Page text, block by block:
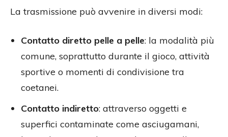
La trasmissione può avvenire in diversi modi:
Contatto diretto pelle a pelle: la modalità più
comune, soprattutto durante il gioco, attività
sportive o momenti di condivisione tra
coetanei.
Contatto indiretto: attraverso oggetti e
superfici contaminate come asciugamani,